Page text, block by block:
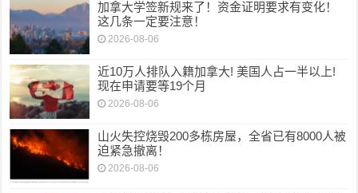
加拿大学签新规来了！资金证明要求有变化！
这几条一定要注意！
2026-08-06
近10万人排队入籍加拿大! 美国人占一半以上!
现在申请要等19个月
2026-08-06
山火失控烧毁200多栋房屋，全省已有8000人被
迫紧急撤离！
2026-08-06